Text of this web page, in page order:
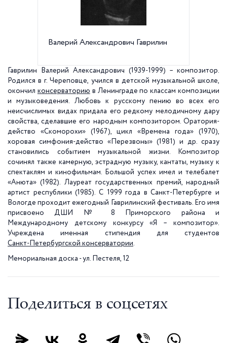
Валерий Александрович Гаврилин
Гаврилин Валерий Александрович (1939-1999) – композитор.
Родился в г. Череповце, учился в детской музыкальной школе,
окончил консерваторию в Ленинграде по классам композиции
и музыковедения. Любовь к русскому пению во всех его
неисчислимых видах придала его редкому мелодичному дару
свойства, сделавшие его народным композитором. Оратория-
действо «Скоморохи» (1967), цикл «Времена года» (1970),
хоровая симфония-действо «Перезвоны» (1981) и др. сразу
становились событием музыкальной жизни. Композитор
сочинял также камерную, эстрадную музыку, кантаты, музыку к
спектаклям и кинофильмам. Большой успех имел и телебалет
«Анюта» (1982). Лауреат государственных премий, народный
артист республики (1985). С 1999 года в Санкт-Петербурге и
Вологде проходит ежегодный Гаврилинский фестиваль. Его имя
присвоено ДШИ № 8 Приморского района и
Международному детскому конкурсу «Я – композитор».
Учреждена именная стипендия для студентов
Санкт-Петербургской консерватории.
Мемориальная доска - ул. Пестеля, 12
Поделиться в соцсетях